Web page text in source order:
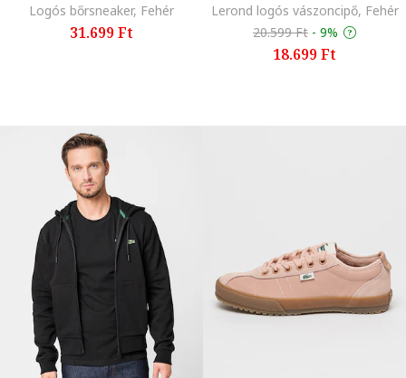
Logós bőrsneaker, Fehér
31.699 Ft
Lerond logós vászoncipő, Fehér
20.599 Ft - 9%
18.699 Ft